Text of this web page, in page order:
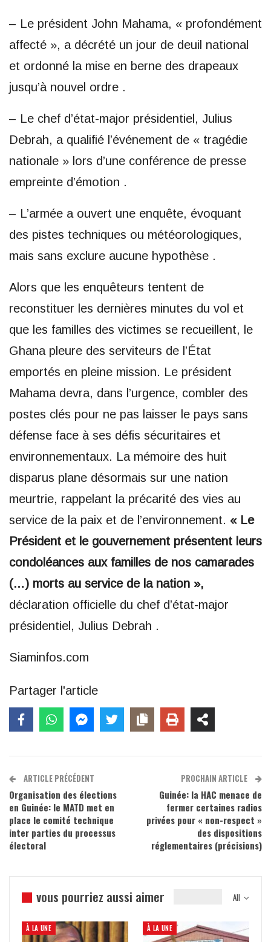
– Le président John Mahama, « profondément
affecté », a décrété un jour de deuil national
et ordonné la mise en berne des drapeaux
jusqu’à nouvel ordre .
– Le chef d’état-major présidentiel, Julius
Debrah, a qualifié l’événement de « tragédie
nationale » lors d’une conférence de presse
empreinte d’émotion .
– L’armée a ouvert une enquête, évoquant
des pistes techniques ou météorologiques,
mais sans exclure aucune hypothèse .
Alors que les enquêteurs tentent de
reconstituer les dernières minutes du vol et
que les familles des victimes se recueillent, le
Ghana pleure des serviteurs de l’État
emportés en pleine mission. Le président
Mahama devra, dans l’urgence, combler des
postes clés pour ne pas laisser le pays sans
défense face à ses défis sécuritaires et
environnementaux. La mémoire des huit
disparus plane désormais sur une nation
meurtrie, rappelant la précarité des vies au
service de la paix et de l’environnement. « Le
Président et le gouvernement présentent leurs
condoléances aux familles de nos camarades
(…) morts au service de la nation »,
déclaration officielle du chef d’état-major
présidentiel, Julius Debrah .
Siaminfos.com
Partager l'article
ARTICLE PRÉCÉDENT
Organisation des élections
en Guinée: le MATD met en
place le comité technique
inter parties du processus
électoral
PROCHAIN ARTICLE
Guinée: la HAC menace de
fermer certaines radios
privées pour « non-respect »
des dispositions
réglementaires (précisions)
All
vous pourriez aussi aimer
À LA UNE À LA UNE